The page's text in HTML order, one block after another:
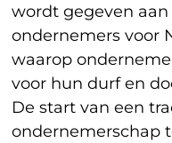
wordt gegeven
ondernemers voor
waarop
voor hun durf en
De start van een
ondernemerschap